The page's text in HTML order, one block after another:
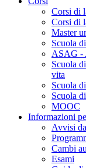
Corsi di
Corsi di
Master
Scuola
ASAG -
Scuola
vita
Scuola
Scuola
MOOC
Informazioni
Avvisi
Cambi
Esami